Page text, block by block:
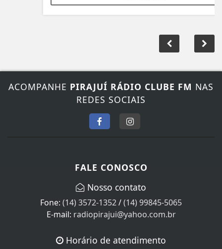
ACOMPANHE PIRAJUÍ RÁDIO CLUBE FM NAS
REDES SOCIAIS
FALE CONOSCO
Nosso contato
Fone: (14) 3572-1352/(14) 99845-5065
E-mail: radiopirajui@yahoo.com.br
Horário de atendimento